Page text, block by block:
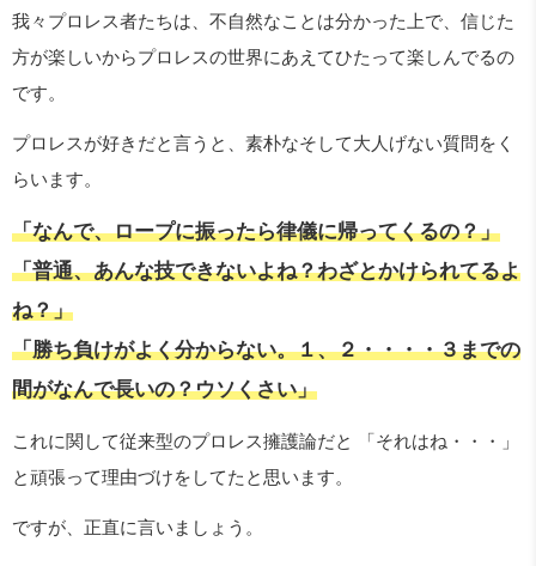
我々プロレス者たちは、不自然なことは分かった上で、信じた
方が楽しいからプロレスの世界にあえてひたって楽しんでるの
です。
プロレスが好きだと言うと、素朴なそして大人げない質問をく
らいます。
「なんで、ロープに振ったら律儀に帰ってくるの？」
「普通、あんな技できないよね？わざとかけられてるよ
ね？」
「勝ち負けがよく分からない。１、２・・・・３までの
間がなんで長いの？ウソくさい」
これに関して従来型のプロレス擁護論だと 「それはね・・・」
と頑張って理由づけをしてたと思います。
ですが、正直に言いましょう。